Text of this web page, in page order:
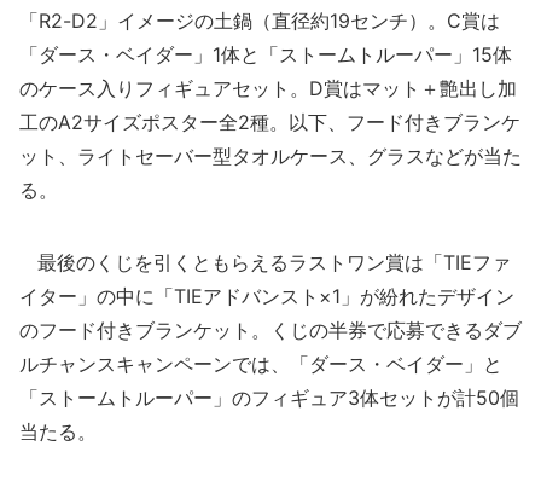
「R2-D2」イメージの土鍋（直径約19センチ）。C賞は
「ダース・ベイダー」1体と「ストームトルーパー」15体
のケース入りフィギュアセット。D賞はマット＋艶出し加
工のA2サイズポスター全2種。以下、フード付きブランケ
ット、ライトセーバー型タオルケース、グラスなどが当た
る。
最後のくじを引くともらえるラストワン賞は「TIEファ
イター」の中に「TIEアドバンスト×1」が紛れたデザイン
のフード付きブランケット。くじの半券で応募できるダブ
ルチャンスキャンペーンでは、「ダース・ベイダー」と
「ストームトルーパー」のフィギュア3体セットが計50個
当たる。